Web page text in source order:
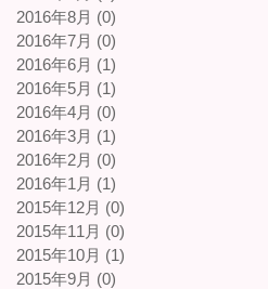
2016年8月 (0)
2016年7月 (0)
2016年6月 (1)
2016年5月 (1)
2016年4月 (0)
2016年3月 (1)
2016年2月 (0)
2016年1月 (1)
2015年12月 (0)
2015年11月 (0)
2015年10月 (1)
2015年9月 (0)